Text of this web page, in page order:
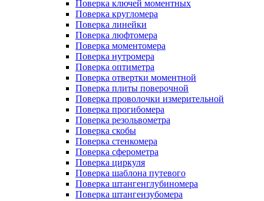
Поверка ключей моментных
Поверка кругломера
Поверка линейки
Поверка люфтомера
Поверка моментомера
Поверка нутромера
Поверка оптиметра
Поверка отвертки моментной
Поверка плиты поверочной
Поверка проволочки измерительной
Поверка прогибомера
Поверка резольвометра
Поверка скобы
Поверка стенкомера
Поверка сферометра
Поверка циркуля
Поверка шаблона путевого
Поверка штангенглубиномера
Поверка штангензубомера